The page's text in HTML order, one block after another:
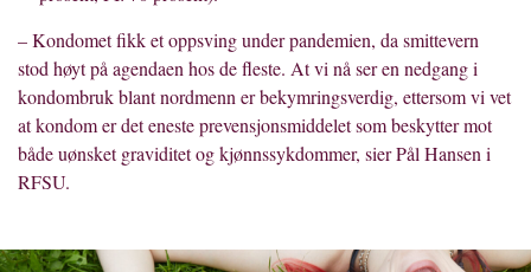
– Kondomet fikk et oppsving under pandemien, da smittevern
stod høyt på agendaen hos de fleste. At vi nå ser en nedgang i
kondombruk blant nordmenn er bekymringsverdig, ettersom vi vet
at kondom er det eneste prevensjonsmiddelet som beskytter mot
både uønsket graviditet og kjønnssykdommer, sier Pål Hansen i
RFSU.